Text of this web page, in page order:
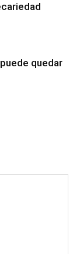
quedar